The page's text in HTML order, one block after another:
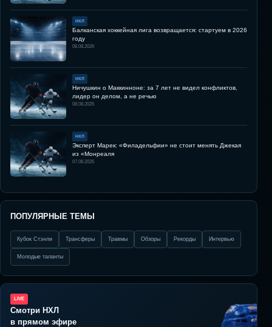
НХЛ
Балканская хоккейная лига возвращается: стартуем в 2026
году
08.08.2026
НХЛ
Ничушкин о Маккинноне: за 7 лет не видел конфликтов,
лидер он делом, а не речью
08.08.2026
НХЛ
Эксперт Марек: «Филадельфии» не стоит менять Джекая
из «Монреаля
07.08.2026
ПОПУЛЯРНЫЕ ТЕМЫ
Кубок Стэнли Трансферы Травмы Обзоры Рекорды Интервью
Молодые таланты
LIVE
Смотри НХЛ
в прямом эфире